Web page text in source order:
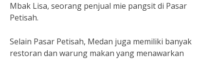
Mbak Lisa, seorang penjual mie pangsit di Pasar
Petisah.
Selain Pasar Petisah, Medan juga memiliki banyak
restoran dan warung makan yang menawarkan